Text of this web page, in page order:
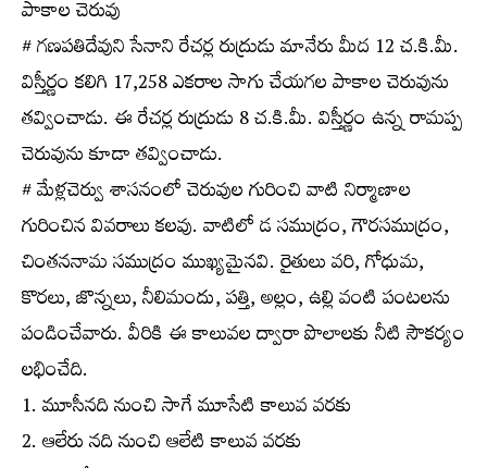
పాకాల చెరువు
# గణపతిదేవుని సేనాని రేచర్ల రుద్రుడు మానేరు మీద 12 చ.కి.మీ.
విస్తీర్ణం కలిగి 17,258 ఎకరాల సాగు చేయగల పాకాల చెరువును
తవ్వించాడు. ఈ రేచర్ల రుద్రుడు 8 చ.కి.మీ. విస్తీర్ణం ఉన్న రామప్ప
చెరువును కూడా తవ్వించాడు.
# మేళ్లచెర్వు శాసనంలో చెరువుల గురించి వాటి నిర్మాణాల
గురించిన వివరాలు కలవు. వాటిలో డ సముద్రం, గౌరసముద్రం,
చింతననామ సముద్రం ముఖ్యమైనవి. రైతులు వరి, గోధుమ,
కొరలు, జొన్నలు, నీలిమందు, పత్తి, అల్లం, ఉల్లి వంటి పంటలను
పండించేవారు. వీరికి ఈ కాలువల ద్వారా పొలాలకు నీటి సౌకర్యం
లభించేది.
1. మూసీనది నుంచి సాగే మూసేటి కాలువ వరకు
2. ఆలేరు నది నుంచి ఆలేటి కాలువ వరకు